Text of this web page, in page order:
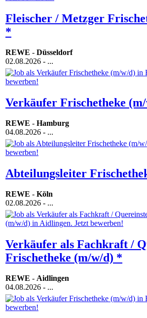
Fleischer / Metzger
*
REWE - Düsseldorf
02.08.2026 - ...
Verkäufer Frischetheke
REWE - Hamburg
04.08.2026 - ...
Abteilungsleiter
REWE - Köln
02.08.2026 - ...
Verkäufer als Fachkraft /
Frischetheke (m/w/d) *
REWE - Aidlingen
04.08.2026 - ...